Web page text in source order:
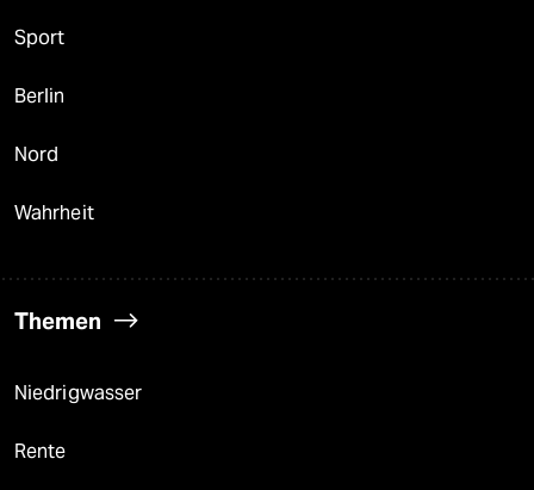
Sport
Berlin
Nord
Wahrheit
Themen
Niedrigwasser
Rente